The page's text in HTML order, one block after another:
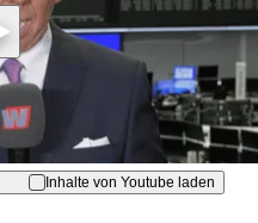
übertragen.
derDatenschutzerklärung
Inhalte von Youtube laden